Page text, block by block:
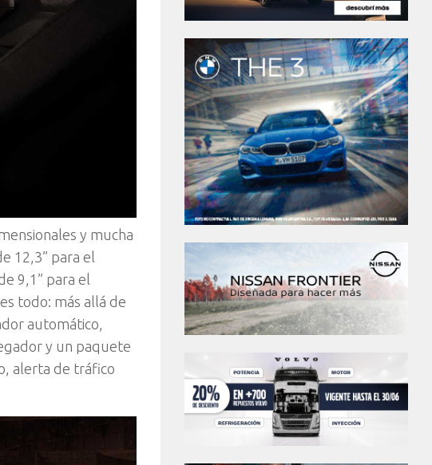
y mucha
12,3” para el
9,1” para el
todo: más allá de
automático,
y un paquete
alerta de tráfico